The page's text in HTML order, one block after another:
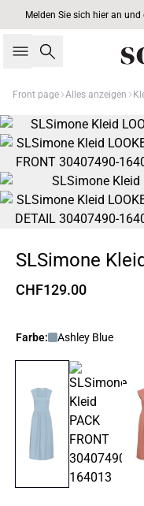
Melden Sie sich hier an
Suche
Front page Alles anzeigen
SLSimone
CHF129.00
Farbe: Ashley Blue